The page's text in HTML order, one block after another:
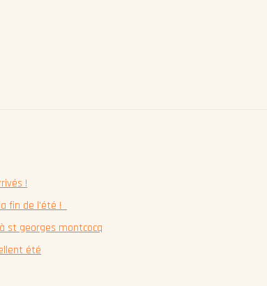
!
fin de l'été !
st georges montcocq
été